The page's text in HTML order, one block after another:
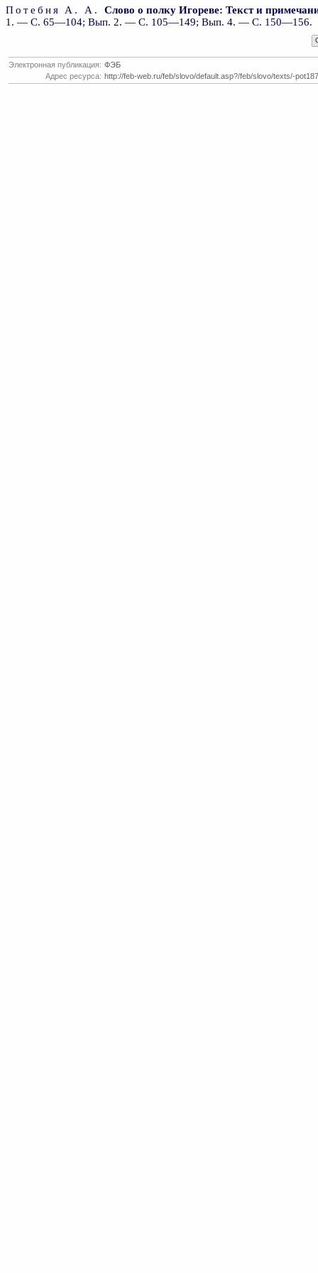
Потебня А. А.Слово о полку Игореве: Текст и
1. — С. 65—104; Вып. 2. — С. 105—149; Вып. 4. — С. 150—156.
Электронная публикация: ФЭБ
Адрес ресурса: http://feb-web.ru/feb/slovo/default.asp?/feb/slovo/texts/-